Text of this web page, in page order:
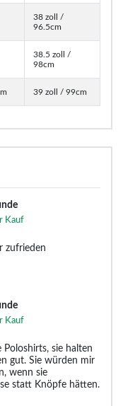
38 zoll /
96.5cm
38.5 zoll /
98cm
39 zoll / 99cm
Kauf
zufrieden
Kauf
Poloshirts, sie halten
gut. Sie würden mir
wenn sie
statt Knöpfe hätten.